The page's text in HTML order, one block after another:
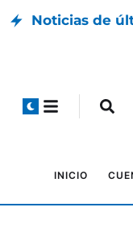
Noticias de
INICIO